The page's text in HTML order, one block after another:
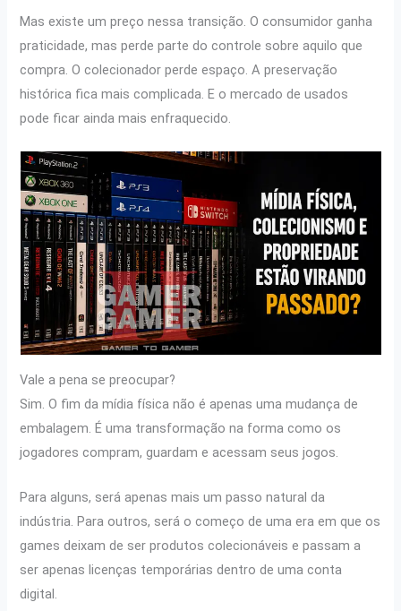
Mas existe um preço nessa transição. O consumidor ganha
praticidade, mas perde parte do controle sobre aquilo que
compra. O colecionador perde espaço. A preservação
histórica fica mais complicada. E o mercado de usados
pode ficar ainda mais enfraquecido.
Vale a pena se preocupar?
Sim. O fim da mídia física não é apenas uma mudança de
embalagem. É uma transformação na forma como os
jogadores compram, guardam e acessam seus jogos.
Para alguns, será apenas mais um passo natural da
indústria. Para outros, será o começo de uma era em que os
games deixam de ser produtos colecionáveis e passam a
ser apenas licenças temporárias dentro de uma conta
digital.